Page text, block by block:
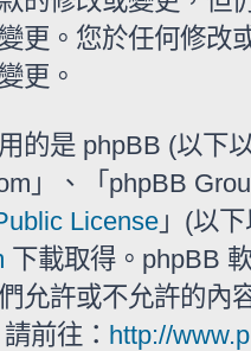
更。您於任何修改
更。
的是 phpBB (以下
」、「phpBB
License 」(以
下載取得。phpBB
允許或不允許的內
前往： http://